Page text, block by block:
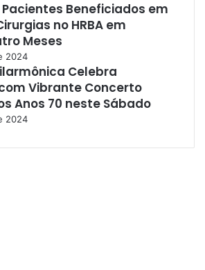
Pacientes Beneficiados em
no HRBA em
Meses
2024
Celebra
Vibrante Concerto
Anos 70 neste Sábado
2024